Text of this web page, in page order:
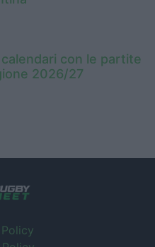
calendari con le partite
2026/27